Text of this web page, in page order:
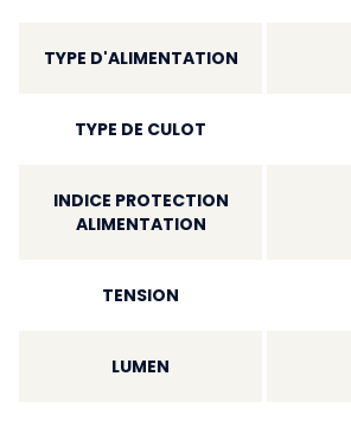
TYPE D'ALIMENTATION
TYPE DE CULOT
INDICE PROTECTION
ALIMENTATION
TENSION
LUMEN